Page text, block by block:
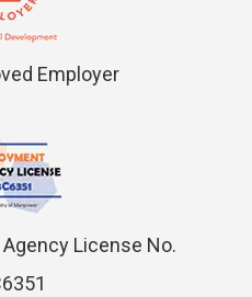
Employer
License No.